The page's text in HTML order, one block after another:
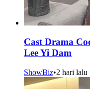
Cast Drama
Lee Yi Dam
ShowBiz•2 hari lalu